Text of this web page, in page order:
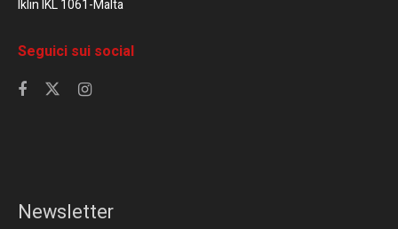
Iklin IKL 1061-Malta
Seguici sui social
Newsletter